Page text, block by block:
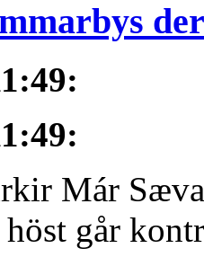
:
:
Már
går